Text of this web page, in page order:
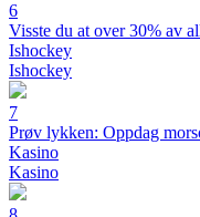
6
Visste du at over 30% av
Ishockey
Ishockey
7
Prøv lykken: Oppdag
Kasino
Kasino